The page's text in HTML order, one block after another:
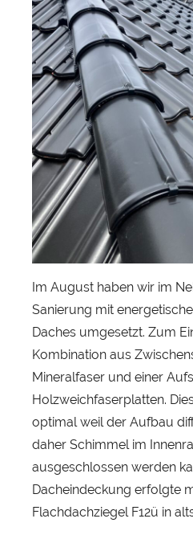
Im August haben wir im
Sanierung mit
Daches umgesetzt. Zum
Kombination aus
Mineralfaser und einer
Holzweichfaserplatten.
optimal weil der Aufbau
daher Schimmel im
ausgeschlossen werden
Dacheindeckung erfolgte
Flachdachziegel F12ü in